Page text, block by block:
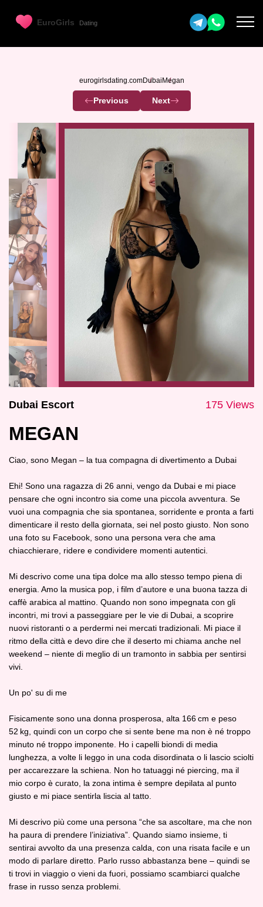
eurogirlsdating.comDubai Megan
Previous Next
Dubai Escort 175 Views
MEGAN
Ciao, sono Megan – la tua compagna di divertimento a Dubai
Ehi! Sono una ragazza di 26 anni, vengo da Dubai e mi piace
pensare che ogni incontro sia come una piccola avventura. Se
vuoi una compagnia che sia spontanea, sorridente e pronta a farti
dimenticare il resto della giornata, sei nel posto giusto. Non sono
una foto su Facebook, sono una persona vera che ama
chiacchierare, ridere e condividere momenti autentici.
Mi descrivo come una tipa dolce ma allo stesso tempo piena di
energia. Amo la musica pop, i film d’autore e una buona tazza di
caffè arabica al mattino. Quando non sono impegnata con gli
incontri, mi trovi a passeggiare per le vie di Dubai, a scoprire
nuovi ristoranti o a perdermi nei mercati tradizionali. Mi piace il
ritmo della città e devo dire che il deserto mi chiama anche nel
weekend – niente di meglio di un tramonto in sabbia per sentirsi
vivi.
Un po' su di me
Fisicamente sono una donna prosperosa, alta 166 cm e peso
52 kg, quindi con un corpo che si sente bene ma non è né troppo
minuto né troppo imponente. Ho i capelli biondi di media
lunghezza, a volte li leggo in una coda disordinata o li lascio sciolti
per accarezzare la schiena. Non ho tatuaggi né piercing, ma il
mio corpo è curato, la zona intima è sempre depilata al punto
giusto e mi piace sentirla liscia al tatto.
Mi descrivo più come una persona “che sa ascoltare, ma che non
ha paura di prendere l’iniziativa”. Quando siamo insieme, ti
sentirai avvolto da una presenza calda, con una risata facile e un
modo di parlare diretto. Parlo russo abbastanza bene – quindi se
ti trovi in viaggio o vieni da fuori, possiamo scambiarci qualche
frase in russo senza problemi.